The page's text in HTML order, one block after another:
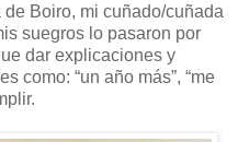
Boiro, mi cuñado/cuñada
suegros lo pasaron por
dar explicaciones y
como: “un año más”, “me